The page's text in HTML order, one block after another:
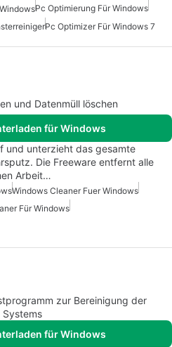
Pc Optimierung Für Windows
Pc Optimizer Für Windows 7
und Datenmüll löschen
für Windows
und unterzieht das gesamte
Die Freeware entfernt alle
Arbeit…
Windows Cleaner Fuer Windows
Für Windows
zur Bereinigung der
Systems
für Windows